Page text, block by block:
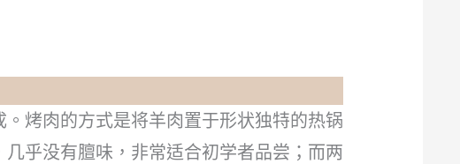
烤肉的方式是将羊肉置于形状独特的热锅
乎没有膻味，非常适合初学者品尝；而两